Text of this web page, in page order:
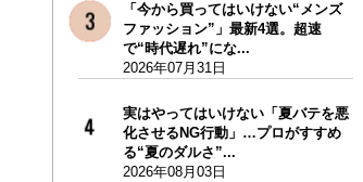
「今から買ってはいけない“メンズ
ファッション”」最新4選。超速
で“時代遅れ”にな...
2026年07月31日
実はやってはいけない「夏バテを悪
化させるNG行動」…プロがすすめ
る“夏のダルさ”...
2026年08月03日